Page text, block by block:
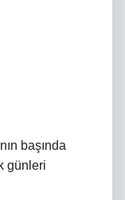
başında
günleri